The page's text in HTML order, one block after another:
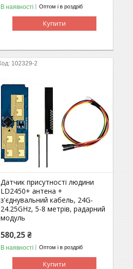
В наявності Оптом і в роздріб
Купити
102329-2
Датчик присутності людини
LD2450+ антена +
з'єднувальний кабель, 24G-
24.25GHz, 5-8 метрів, радарний
модуль
580,25 ₴
В наявності Оптом і в роздріб
Купити